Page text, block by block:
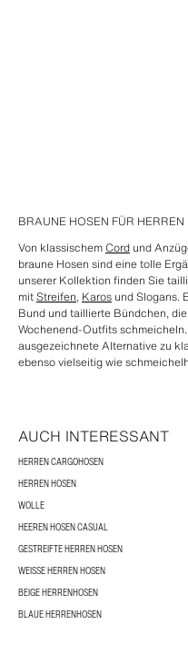
BRAUNE HOSEN FÜR HERREN
Von klassischemCord und
braune Hosen sind eine tolle
unserer Kollektion finden Sie
mitStreifen, Karos und Slogans.
Bund und taillierte Bündchen,
Wochenend-Outfits
ausgezeichnete Alternative zu
ebenso vielseitig wie
AUCH INTERESSANT
HERREN CARGOHOSEN
HERREN HOSEN
WOLLE
HEEREN HOSEN CASUAL
GESTREIFTE HERREN HOSEN
WEISSE HERREN HOSEN
BEIGE HERRENHOSEN
BLAUE HERRENHOSEN